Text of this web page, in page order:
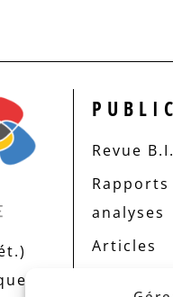
Revue
Rapports
analyses
Articles